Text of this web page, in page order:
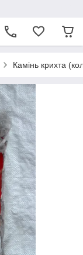
Камінь крихта